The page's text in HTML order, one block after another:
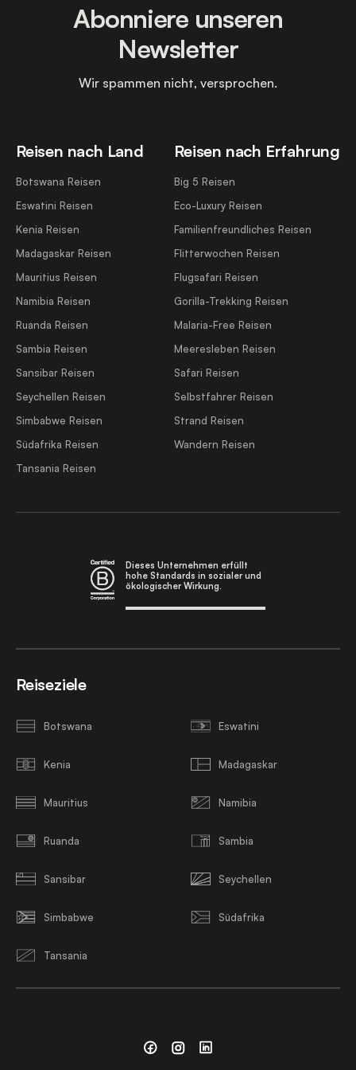
Reisen nach Land
Botswana Reisen
Eswatini Reisen
Kenia Reisen
Madagaskar Reisen
Mauritius Reisen
Namibia Reisen
Ruanda Reisen
Sambia Reisen
Sansibar Reisen
Seychellen Reisen
Simbabwe Reisen
Südafrika Reisen
Tansania Reisen
Reisen nach Erfahrung
Big 5 Reisen
Eco-Luxury Reisen
Familienfreundliches Reisen
Flitterwochen Reisen
Flugsafari Reisen
Gorilla-Trekking Reisen
Malaria-Free Reisen
Meeresleben Reisen
Safari Reisen
Selbstfahrer Reisen
Strand Reisen
Wandern Reisen
Abonniere unseren
Newsletter
Wir spammen nicht, versprochen.
Dieses Unternehmen erfüllt
hohe Standards in sozialer und
ökologischer Wirkung.
Reiseziele
Botswana Eswatini
Kenia Madagaskar
Mauritius Namibia
Ruanda Sambia
Sansibar Seychellen
Simbabwe Südafrika
Tansania
FacebookInstagramLinkedin